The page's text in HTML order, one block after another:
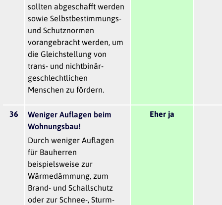
sollten abgeschafft werden
sowie Selbstbestimmungs-
und Schutznormen
vorangebracht werden, um
die Gleichstellung von
trans- und nichtbinär-
geschlechtlichen
Menschen zu fördern.
36
Weniger Auflagen beim
Wohnungsbau!
Durch weniger Auflagen
für Bauherren
beispielsweise zur
Wärmedämmung, zum
Brand- und Schallschutz
oder zur Schnee-, Sturm-
Eher ja